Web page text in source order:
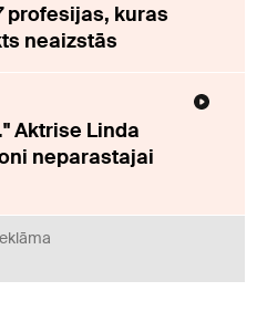
profesijas, kuras
neaizstās
Aktrise Linda
neparastajai